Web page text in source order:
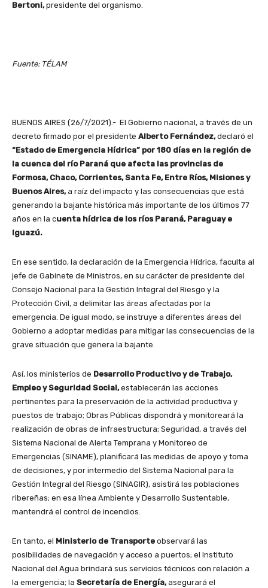
Bertoni,presidente del organismo.
Fuente: TÉLAM
BUENOS AIRES (26/7/2021).- El Gobierno nacional, a través de un
decreto firmado por el presidente Alberto Fernández,declaró el
“Estado de Emergencia Hídrica” por 180 días en la región de
la cuenca del río Paraná que afecta las provincias de
Formosa, Chaco, Corrientes, Santa Fe, Entre Ríos, Misiones y
Buenos Aires,a raíz del impacto y las consecuencias que está
generando la bajante histórica más importante de los últimos 77
años en la cuenta hídrica de los ríos Paraná, Paraguay e
Iguazú.
En ese sentido, la declaración de la Emergencia Hídrica, faculta al
jefe de Gabinete de Ministros, en su carácter de presidente del
Consejo Nacional para la Gestión Integral del Riesgo y la
Protección Civil, a delimitar las áreas afectadas por la
emergencia. De igual modo, se instruye a diferentes áreas del
Gobierno a adoptar medidas para mitigar las consecuencias de la
grave situación que genera la bajante.
Así, los ministerios de Desarrollo Productivo y de Trabajo,
Empleo y Seguridad Social,establecerán las acciones
pertinentes para la preservación de la actividad productiva y
puestos de trabajo; Obras Públicas dispondrá y monitoreará la
realización de obras de infraestructura; Seguridad, a través del
Sistema Nacional de Alerta Temprana y Monitoreo de
Emergencias (SINAME), planificará las medidas de apoyo y toma
de decisiones, y por intermedio del Sistema Nacional para la
Gestión Integral del Riesgo (SINAGIR), asistirá las poblaciones
ribereñas; en esa línea Ambiente y Desarrollo Sustentable,
mantendrá el control de incendios.
En tanto, el Ministerio de Transporte observará las
posibilidades de navegación y acceso a puertos; el Instituto
Nacional del Agua brindará sus servicios técnicos con relación a
la emergencia; la Secretaría de Energía,asegurará el